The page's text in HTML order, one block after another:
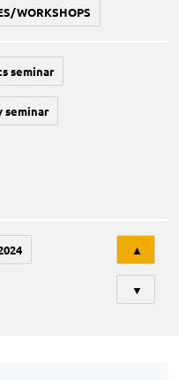
WORKSHOPS
seminar
seminar
▲
▼